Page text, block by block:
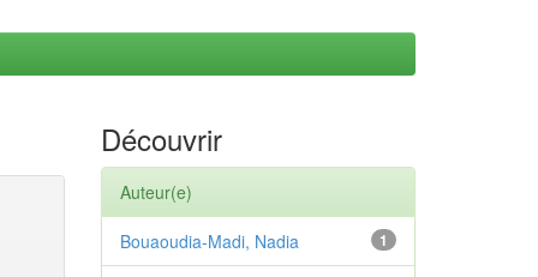
Découvrir
Auteur(e)
1
Bouaoudia-Madi, Nadia